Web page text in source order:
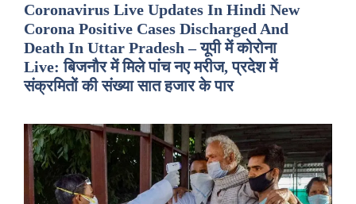
Coronavirus Live Updates In Hindi New
Corona Positive Cases Discharged And
Death In Uttar Pradesh – यूपी में कोरोना
Live: बिजनौर में मिले पांच नए मरीज, प्रदेश में
संक्रमितों की संख्या सात हजार के पार